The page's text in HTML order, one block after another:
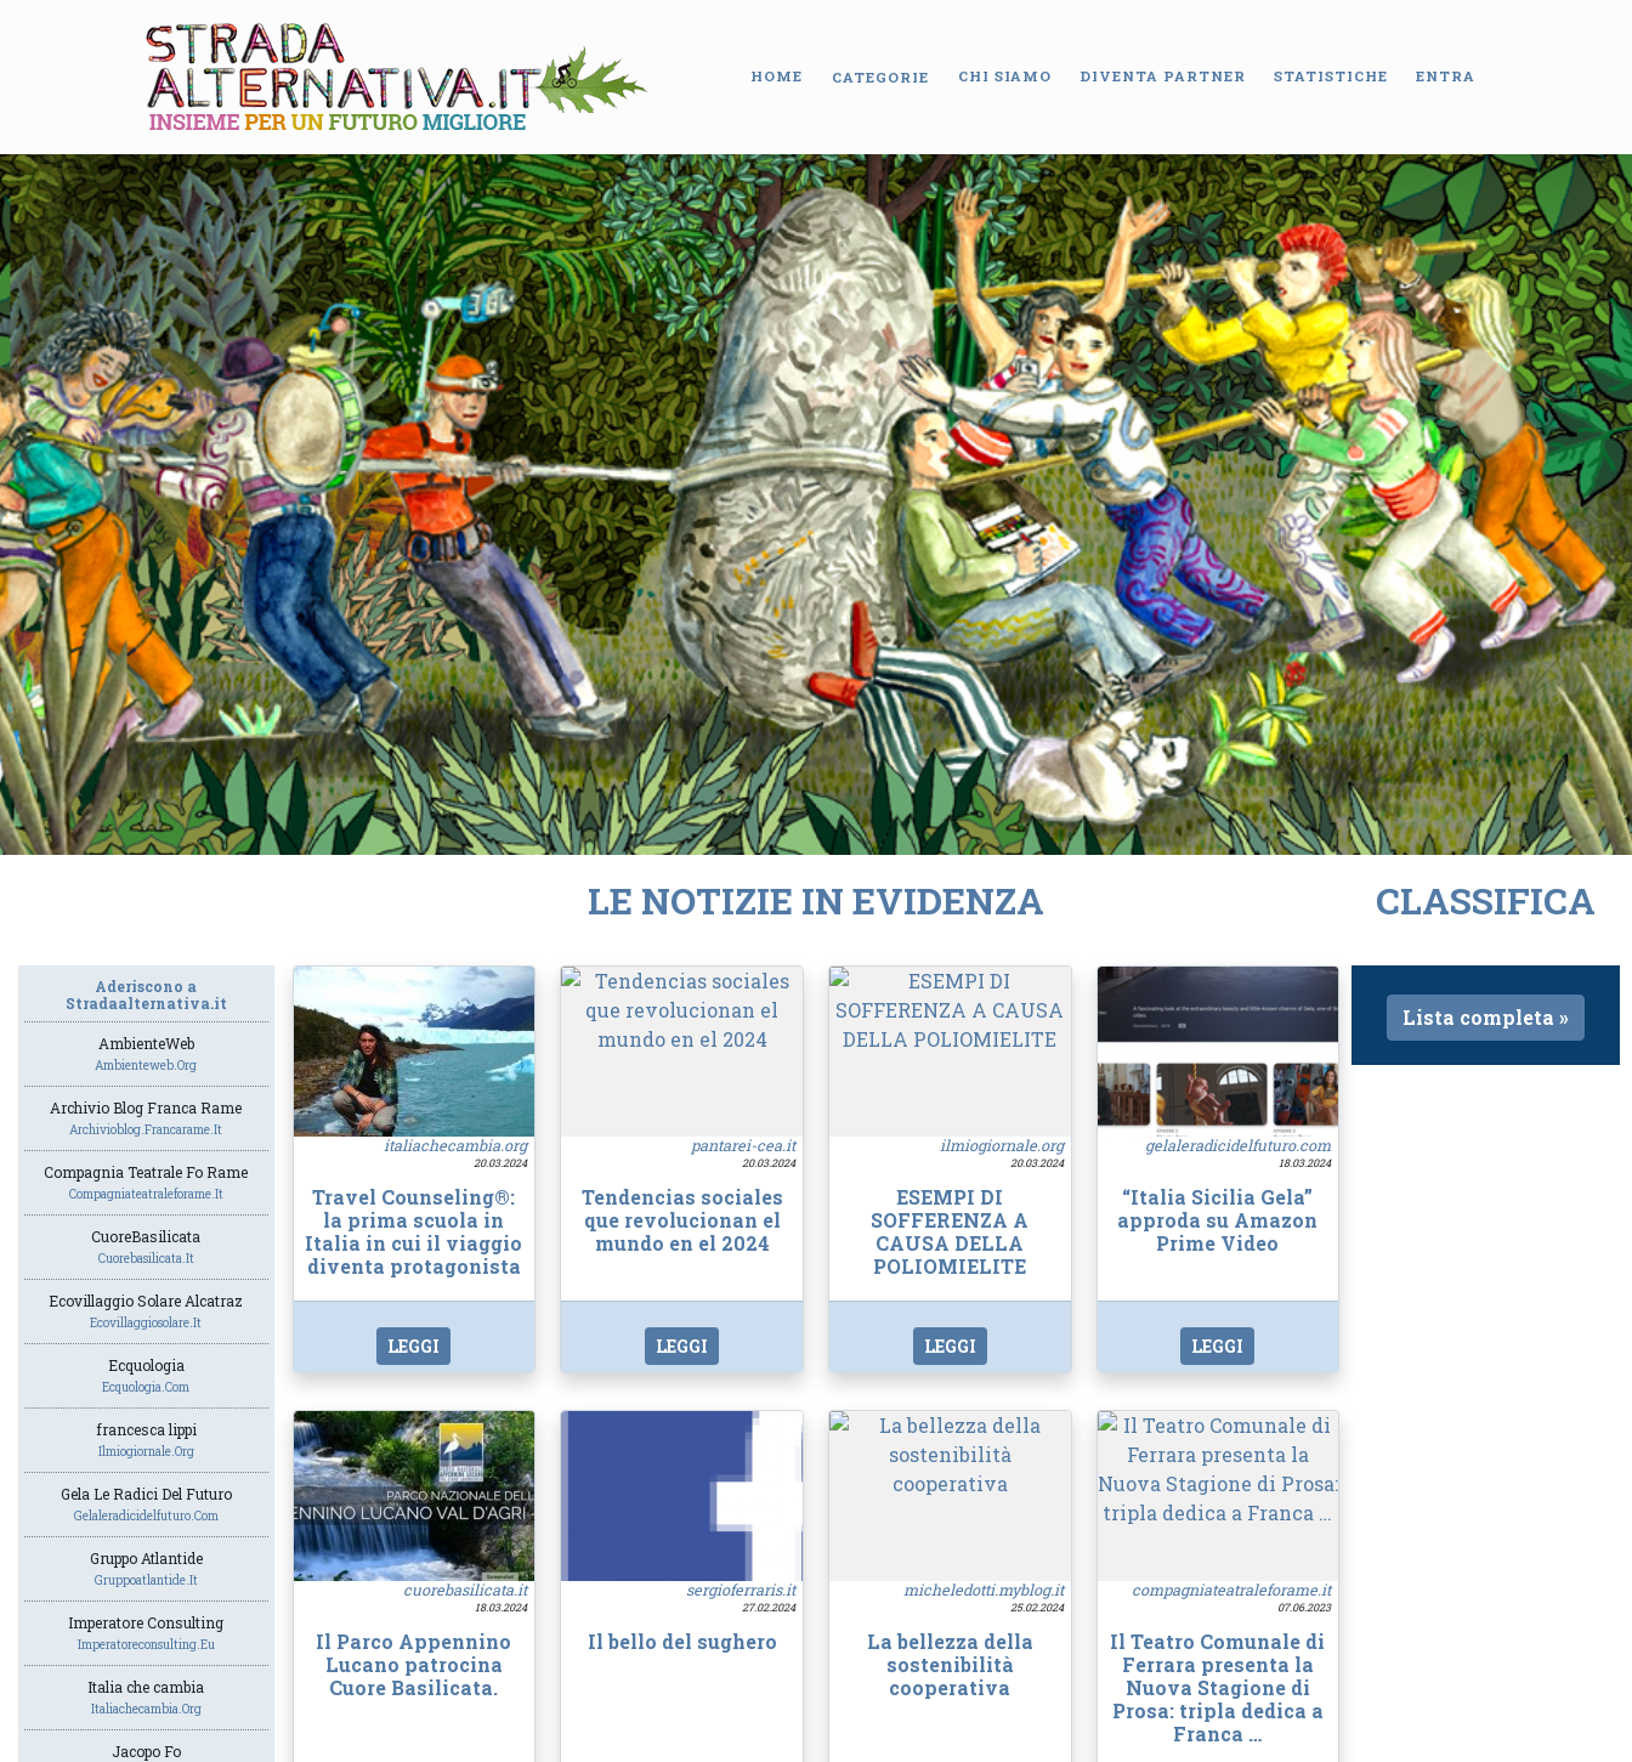
HOME CATEGORIE CHI SIAMO DIVENTA PARTNER STATISTICHE ENTRA
Aderiscono a
Stradaalternativa.it
AmbienteWeb
Ambienteweb.org
Archivio Blog Franca Rame
Archivioblog.francarame.it
Compagnia Teatrale Fo Rame
Compagniateatraleforame.it
CuoreBasilicata
Cuorebasilicata.it
Ecovillaggio Solare Alcatraz
Ecovillaggiosolare.it
Ecquologia
Ecquologia.com
francesca lippi
Ilmiogiornale.org
Gela Le Radici Del Futuro
Gelaleradicidelfuturo.com
Gruppo Atlantide
Gruppoatlantide.it
Imperatore Consulting
Imperatoreconsulting.eu
Italia che cambia
Italiachecambia.org
Jacopo Fo
LE NOTIZIE IN EVIDENZA
italiachecambia.org
20.03.2024
Travel Counseling®:
la prima scuola in
Italia in cui il viaggio
diventa protagonista
LEGGI
pantarei-cea.it
20.03.2024
Tendencias sociales
que revolucionan el
mundo en el 2024
LEGGI
ilmiogiornale.org
20.03.2024
ESEMPI DI
SOFFERENZA A
CAUSA DELLA
POLIOMIELITE
LEGGI
gelaleradicidelfuturo.com
18.03.2024
“Italia Sicilia Gela”
approda su Amazon
Prime Video
LEGGI
cuorebasilicata.it
18.03.2024
Il Parco Appennino
Lucano patrocina
Cuore Basilicata.
sergioferraris.it
27.02.2024
Il bello del sughero
micheledotti.myblog.it
25.02.2024
La bellezza della
sostenibilità
cooperativa
compagniateatraleforame.it
07.06.2023
Il Teatro Comunale di
Ferrara presenta la
Nuova Stagione di
Prosa: tripla dedica a
Franca …
CLASSIFICA
Lista completa »